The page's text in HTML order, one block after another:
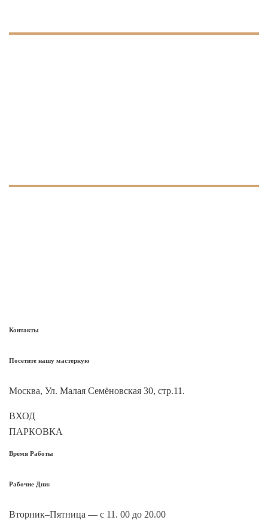
Контакты
Посетите нашу мастеркую
Москва, Ул. Малая Семёновская 30, стр.11.
ВХОД
ПАРКОВКА
Время Работы
Рабочие Дни:
Вторник–Пятница — с 11. 00 до 20.00